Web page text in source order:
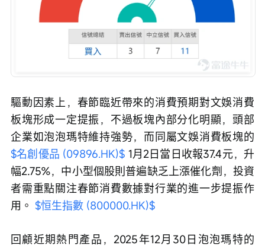
驅動因素上，春節臨近帶來的消費預期對文娛消費
板塊形成一定提振，不過板塊內部分化明顯，頭部
企業如泡泡瑪特維持強勢，而同屬文娛消費板塊的
$名創優品 (09896.HK)$ 1月2日當日收報37.4元，升
幅2.75%，中小型個股則普遍缺乏上漲催化劑，投資
者需重點關注春節消費數據對行業的進一步提振作
用。 $恒生指數 (800000.HK)$
回顧近期熱門產品，2025年12月30日泡泡瑪特的